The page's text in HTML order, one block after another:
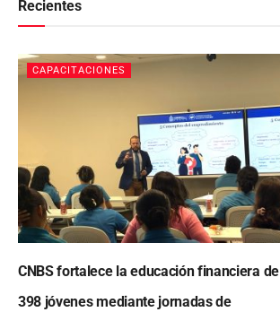
Recientes
CAPACITACIONES
CNBS fortalece la educación financiera de
398 jóvenes mediante jornadas de